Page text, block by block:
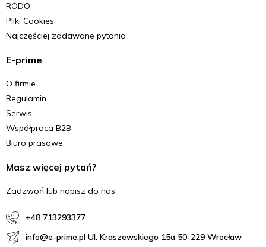
RODO
Pliki Cookies
Najczęściej zadawane pytania
E-prime
O firmie
Regulamin
Serwis
Współpraca B2B
Biuro prasowe
Masz więcej pytań?
Zadzwoń lub napisz do nas
+48 713293377
info@e-prime.pl Ul. Kraszewskiego 15a 50-229 Wrocław